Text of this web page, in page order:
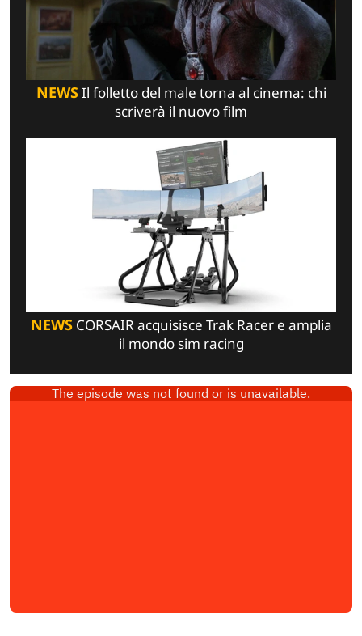
NEWSIl folletto del male torna al cinema: chi
scriverà il nuovo film
NEWSCORSAIR acquisisce Trak Racer e amplia
il mondo sim racing